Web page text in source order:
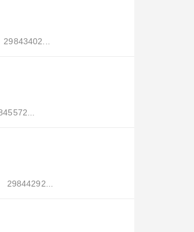
29843402...
29844292...